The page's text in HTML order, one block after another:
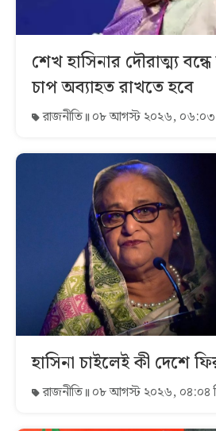
শেখ হাসিনার দৌরাত্ম্য
চাপ অব্যাহত রাখতে হবে
রাজনীতি ০৮ আগস্ট ২০২৬, ০৬:০৩
হাসিনা চাইলেই কী দেশে
রাজনীতি ০৮ আগস্ট ২০২৬, ০৪:০৪